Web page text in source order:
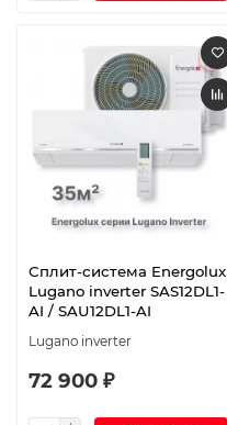
Сплит-система Energolux
Lugano inverter SAS12DL1-
AI / SAU12DL1-AI
Lugano inverter
72 900 ₽